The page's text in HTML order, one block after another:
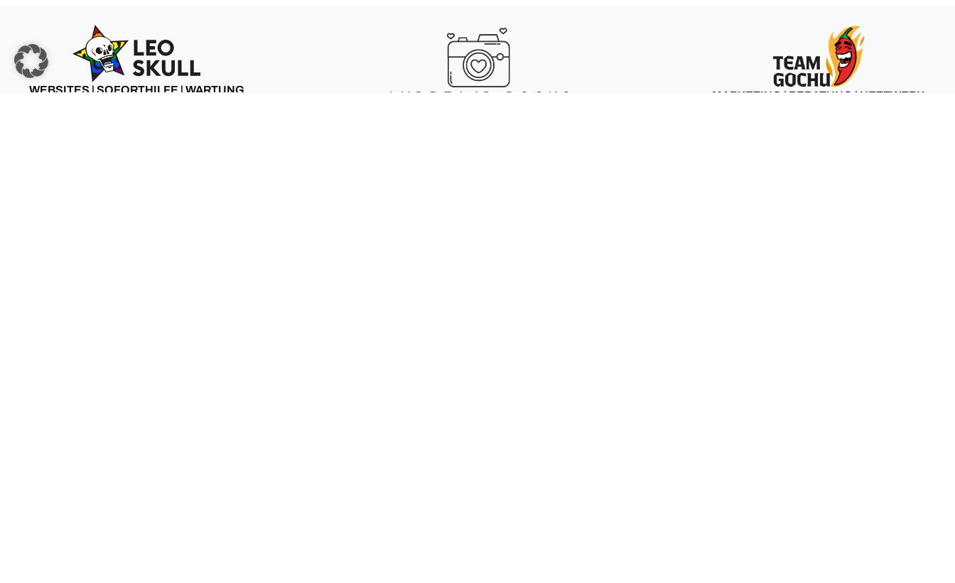
WEBSITES | SOFORTHILFE | WARTUNG MARKETING | BERATUNG | NETZWERK